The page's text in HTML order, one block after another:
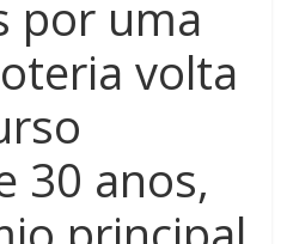
por uma
volta
30 anos,